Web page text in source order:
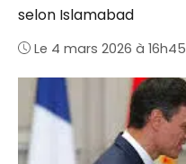
selon Islamabad
Le 4 mars 2026 à 16h45